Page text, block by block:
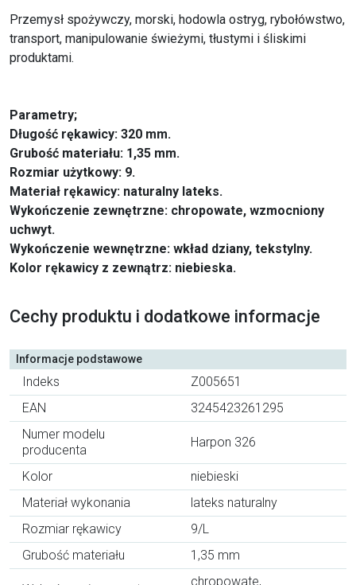
Przemysł spożywczy, morski, hodowla ostryg, rybołówstwo,
transport, manipulowanie świeżymi, tłustymi i śliskimi
produktami.
Parametry;
Długość rękawicy: 320 mm.
Grubość materiału: 1,35 mm.
Rozmiar użytkowy: 9.
Materiał rękawicy: naturalny lateks.
Wykończenie zewnętrzne: chropowate, wzmocniony
uchwyt.
Wykończenie wewnętrzne: wkład dziany, tekstylny.
Kolor rękawicy z zewnątrz: niebieska.
Cechy produktu i dodatkowe informacje
Informacje podstawowe
Indeks
Z005651
EAN
3245423261295
Numer modelu
producenta
Harpon 326
Kolor
niebieski
Materiał wykonania
lateks naturalny
Rozmiar rękawicy
9/L
Grubość materiału
1,35 mm
chropowate,